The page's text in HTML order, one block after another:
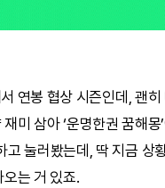
연봉 협상 시즌인데, 괜
미 삼아 ‘운명한권 꿈해몽
고 눌러봤는데, 딱 지금 상
는 거 있죠.